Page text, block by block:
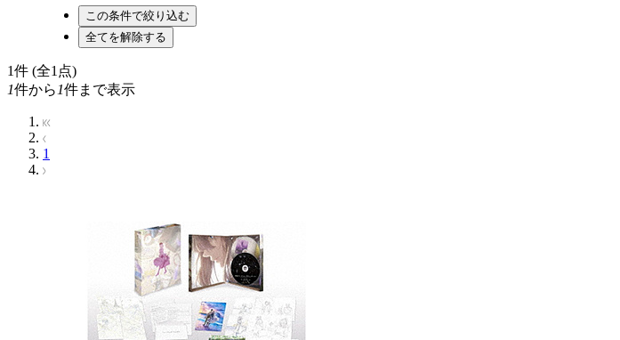
1件 (全1点)
1件から 1件まで表示
1